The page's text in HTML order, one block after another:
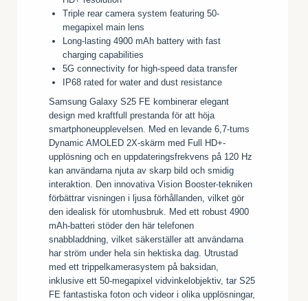
Triple rear camera system featuring 50-
megapixel main lens
Long-lasting 4900 mAh battery with fast
charging capabilities
5G connectivity for high-speed data transfer
IP68 rated for water and dust resistance
Samsung Galaxy S25 FE kombinerar elegant
design med kraftfull prestanda för att höja
smartphoneupplevelsen. Med en levande 6,7-tums
Dynamic AMOLED 2X-skärm med Full HD+-
upplösning och en uppdateringsfrekvens på 120 Hz
kan användarna njuta av skarp bild och smidig
interaktion. Den innovativa Vision Booster-tekniken
förbättrar visningen i ljusa förhållanden, vilket gör
den idealisk för utomhusbruk. Med ett robust 4900
mAh-batteri stöder den här telefonen
snabbladdning, vilket säkerställer att användarna
har ström under hela sin hektiska dag. Utrustad
med ett trippelkamerasystem på baksidan,
inklusive ett 50-megapixel vidvinkelobjektiv, tar S25
FE fantastiska foton och videor i olika upplösningar,